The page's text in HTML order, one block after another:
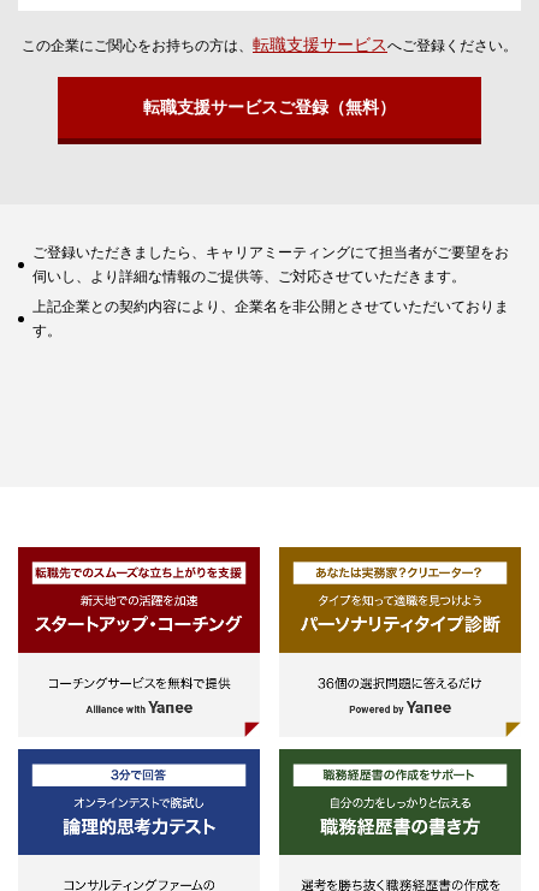
この企業にご関心をお持ちの方は、 転職支援サービスへご登録ください。
転職支援サービスご登録（無料）
ご登録いただきましたら、キャリアミーティングにて担当者がご要望をお
伺いし、より詳細な情報のご提供等、ご対応させていただきます。
上記企業との契約内容により、企業名を非公開とさせていただいておりま
す。